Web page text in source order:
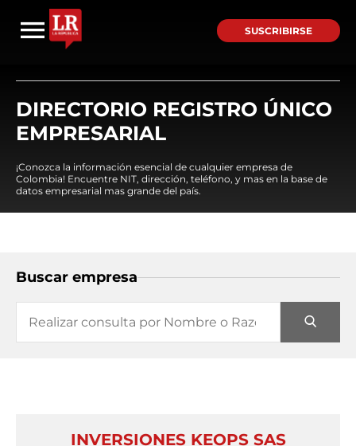
SUSCRIBIRSE
DIRECTORIO REGISTRO ÚNICO
EMPRESARIAL
¡Conozca la información esencial de cualquier empresa de
Colombia! Encuentre NIT, dirección, teléfono, y mas en la base de
datos empresarial mas grande del país.
Buscar empresa
INVERSIONES KEOPS SAS